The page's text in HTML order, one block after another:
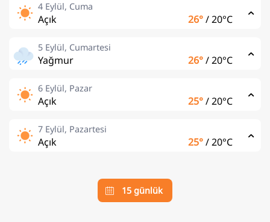
4 Eylül, Cuma
Açık 26°/20°C
5 Eylül, Cumartesi
Yağmur 26°/20°C
6 Eylül, Pazar
Açık 25°/20°C
7 Eylül, Pazartesi
Açık 25°/20°C
15 günlük